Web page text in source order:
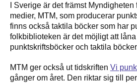
I Sverige är det främst
medier, MTM, som producerar
finns också taktila böcker som har
folkbiblioteken är det möjligt att
punktskriftsböcker och taktila
MTM ger också ut tidskriften Vi
gånger om året. Den riktar sig till